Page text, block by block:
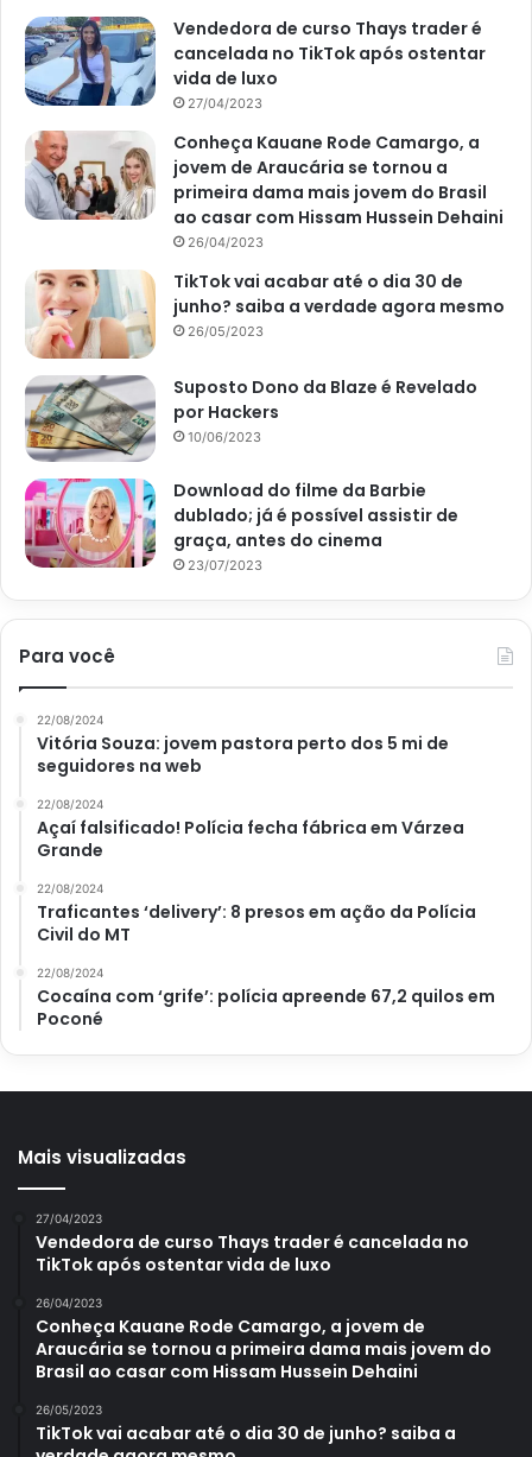
Vendedora de curso Thays trader é
cancelada no TikTok após ostentar
vida de luxo
27/04/2023
Conheça Kauane Rode Camargo, a
jovem de Araucária se tornou a
primeira dama mais jovem do Brasil
ao casar com Hissam Hussein Dehaini
26/04/2023
TikTok vai acabar até o dia 30 de
junho? saiba a verdade agora mesmo
26/05/2023
Suposto Dono da Blaze é Revelado
por Hackers
10/06/2023
Download do filme da Barbie
dublado; já é possível assistir de
graça, antes do cinema
23/07/2023
Para você
22/08/2024
Vitória Souza: jovem pastora perto dos 5 mi de
seguidores na web
22/08/2024
Açaí falsificado! Polícia fecha fábrica em Várzea
Grande
22/08/2024
Traficantes ‘delivery’: 8 presos em ação da Polícia
Civil do MT
22/08/2024
Cocaína com ‘grife’: polícia apreende 67,2 quilos em
Poconé
Mais visualizadas
27/04/2023
Vendedora de curso Thays trader é cancelada no
TikTok após ostentar vida de luxo
26/04/2023
Conheça Kauane Rode Camargo, a jovem de
Araucária se tornou a primeira dama mais jovem do
Brasil ao casar com Hissam Hussein Dehaini
26/05/2023
TikTok vai acabar até o dia 30 de junho? saiba a